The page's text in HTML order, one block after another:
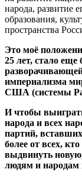
народа, развитие
образования,
пространства
Это моё
25 лет, стало
империализма
США (системы
И чтобы
народа и всех
партий,
более от всех,
выдвинуть
людям и народам